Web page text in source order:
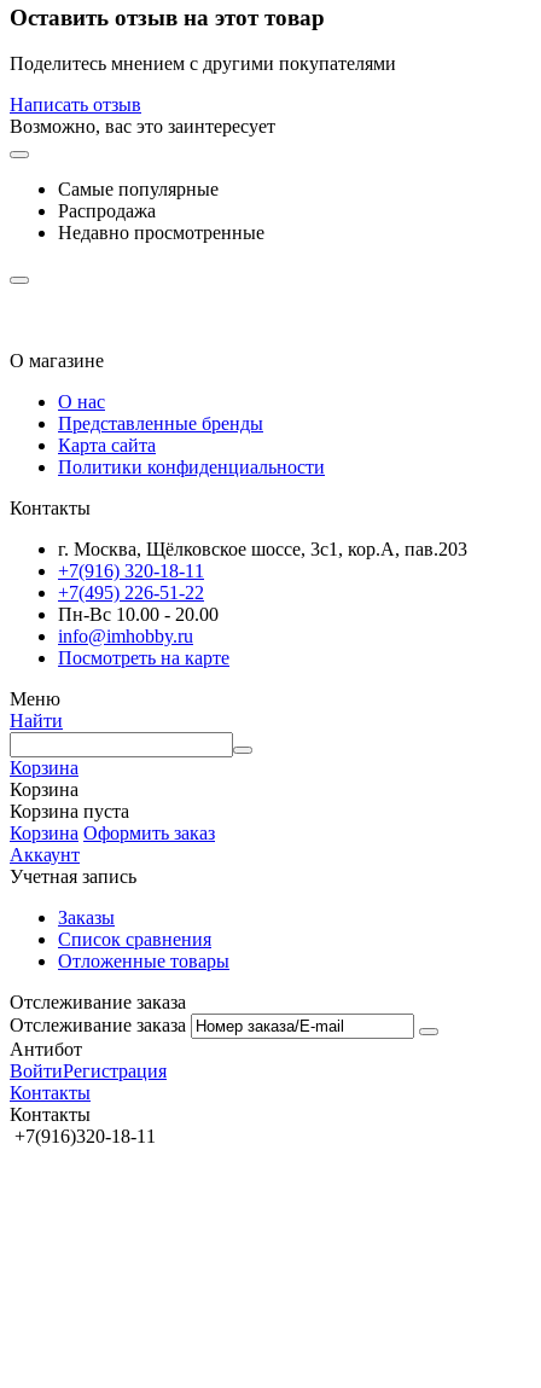
Оставить отзыв на этот товар
Поделитесь мнением с другими покупателями
Написать отзыв
Возможно, вас это заинтересует
Самые популярные
Распродажа
Недавно просмотренные
О магазине
О нас
Представленные бренды
Карта сайта
Политики конфиденциальности
Контакты
г. Москва, Щёлковское шоссе, 3с1, кор.А, пав.203
+7(916) 320-18-11
+7(495) 226-51-22
Пн-Вс 10.00 - 20.00
info@imhobby.ru
Посмотреть на карте
Меню
Найти
Корзина
Корзина
Корзина пуста
Корзина Оформить заказ
Аккаунт
Учетная запись
Заказы
Список сравнения
Отложенные товары
Отслеживание заказа
Отслеживание заказа
Антибот
ВойтиРегистрация
Контакты
Контакты
+7(916)320-18-11